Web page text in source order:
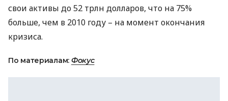
свои активы до 52 трлн долларов, что на 75%
больше, чем в 2010 году – на момент окончания
кризиса.
По материалам: Фокус